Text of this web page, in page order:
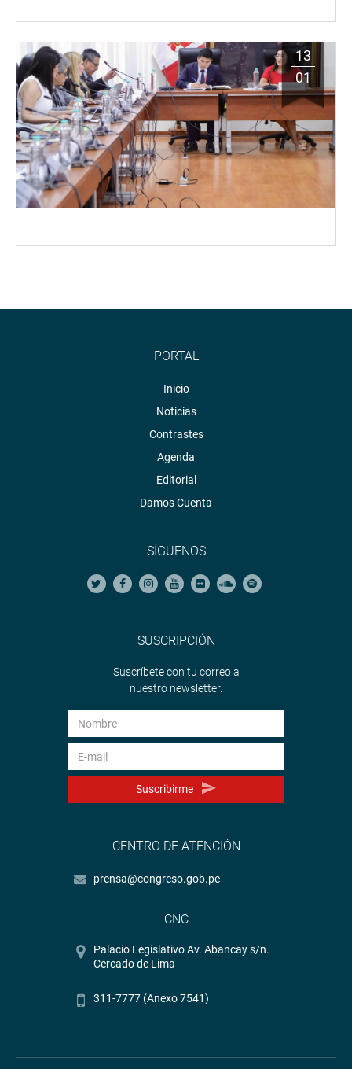
13
01
PORTAL
Inicio
Noticias
Contrastes
Agenda
Editorial
Damos Cuenta
SÍGUENOS
SUSCRIPCIÓN
Suscríbete con tu correo a
nuestro newsletter.
Suscribirme
CENTRO DE ATENCIÓN
prensa@congreso.gob.pe
CNC
Palacio Legislativo Av. Abancay s/n.
Cercado de Lima
311-7777 (Anexo 7541)